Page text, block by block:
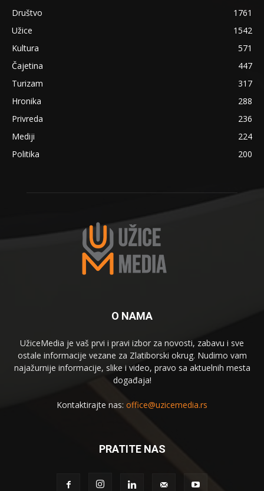
Društvo
1761
Užice
1542
Kultura
571
Čajetina
447
Turizam
317
Hronika
288
Privreda
236
Mediji
224
Politika
200
O NAMA
UžiceMedia je vaš prvi i pravi izbor za novosti, zabavu i sve
ostale informacije vezane za Zlatiborski okrug. Nudimo vam
najažurnije informacije, slike i video, pravo sa aktuelnih mesta
događaja!
Kontaktirajte nas: office@uzicemedia.rs
PRATITE NAS